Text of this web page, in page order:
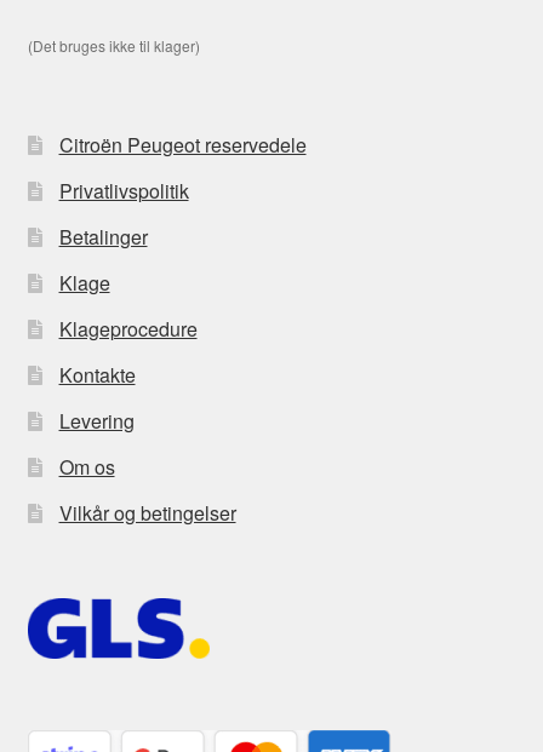
(Det bruges ikke til klager)
Citroën Peugeot reservedele
Privatlivspolitik
Betalinger
Klage
Klageprocedure
Kontakte
Levering
Om os
Vilkår og betingelser